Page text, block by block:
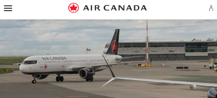
跳
主
页
跳
主
导
跳
内
容
跳
搜
索
跳
页
脚
接
跳
网
页
南
跳
联
系
们
登
录
建
账
户